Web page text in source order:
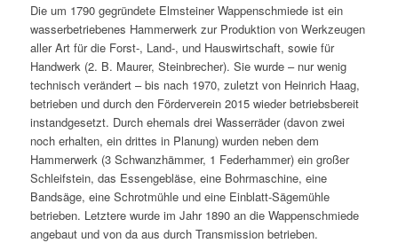
Die um 1790 gegründete Elmsteiner Wappenschmiede ist ein
wasserbetriebenes Hammerwerk zur Produktion von Werkzeugen
aller Art für die Forst-, Land-, und Hauswirtschaft, sowie für
Handwerk (2. B. Maurer, Steinbrecher). Sie wurde – nur wenig
technisch verändert – bis nach 1970, zuletzt von Heinrich Haag,
betrieben und durch den Förderverein 2015 wieder betriebsbereit
instandgesetzt. Durch ehemals drei Wasserräder (davon zwei
noch erhalten, ein drittes in Planung) wurden neben dem
Hammerwerk (3 Schwanzhämmer, 1 Federhammer) ein großer
Schleifstein, das Essengebläse, eine Bohrmaschine, eine
Bandsäge, eine Schrotmühle und eine Einblatt-Sägemühle
betrieben. Letztere wurde im Jahr 1890 an die Wappenschmiede
angebaut und von da aus durch Transmission betrieben.